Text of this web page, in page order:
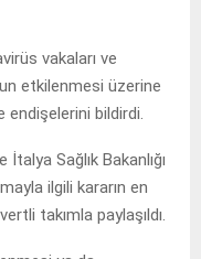
vakaları ve
etkilenmesi üzerine
endişelerini bildirdi.
İtalya Sağlık Bakanlığı
ilgili kararın en
takımla paylaşıldı.